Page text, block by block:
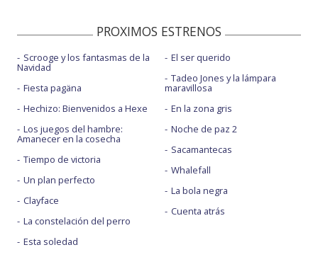
PROXIMOS ESTRENOS
Scrooge y los fantasmas de la
Navidad
Fiesta pagäna
Hechizo: Bienvenidos a Hexe
Los juegos del hambre:
Amanecer en la cosecha
Tiempo de victoria
Un plan perfecto
Clayface
La constelación del perro
Esta soledad
El ser querido
Tadeo Jones y la lámpara
maravillosa
En la zona gris
Noche de paz 2
Sacamantecas
Whalefall
La bola negra
Cuenta atrás